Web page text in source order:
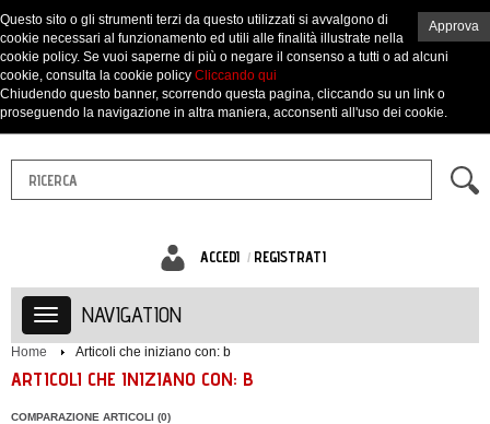
ACCEDI REGISTRATI
NAVIGATION
Home Articoli che iniziano con: b
ARTICOLI CHE INIZIANO CON: B
COMPARAZIONE ARTICOLI (0)
Approva
Questo sito o gli strumenti terzi da questo utilizzati si avvalgono di
cookie necessari al funzionamento ed utili alle finalità illustrate nella
cookie policy. Se vuoi saperne di più o negare il consenso a tutti o ad alcuni
cookie, consulta la cookie policy Cliccando qui
Chiudendo questo banner, scorrendo questa pagina, cliccando su un link o
proseguendo la navigazione in altra maniera, acconsenti all'uso dei cookie.